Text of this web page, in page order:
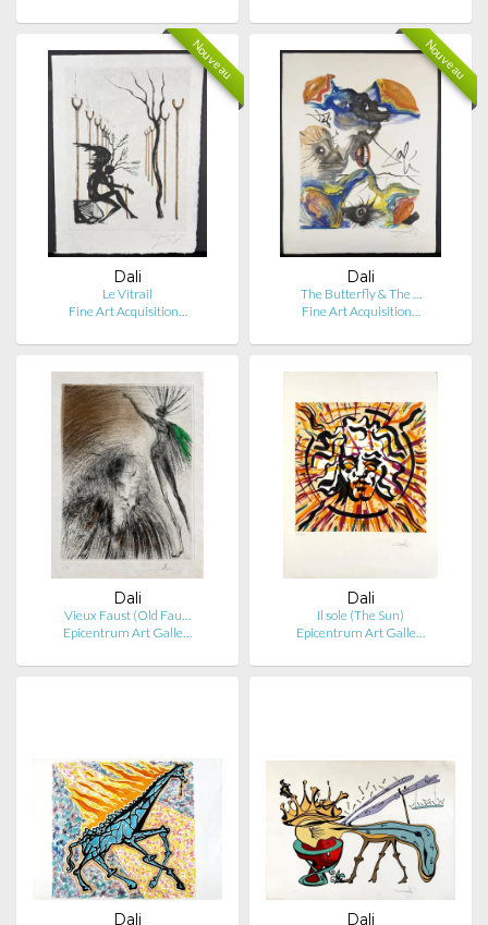
Nouveau
Dali
Le Vitrail
Fine Art Acquisition…
Nouveau
Dali
The Butterfly & The …
Fine Art Acquisition…
Dali
Vieux Faust (Old Fau…
Epicentrum Art Galle…
Dali
Il sole (The Sun)
Epicentrum Art Galle…
Dali Dali